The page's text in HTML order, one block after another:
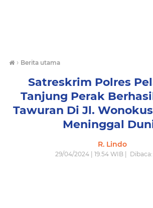
› Berita utama
Satreskrim Polres
Tanjung Perak
Tawuran Di Jl.
Meninggal
R. Lindo
29/04/2024 | 19.54 WIB | Dibaca: